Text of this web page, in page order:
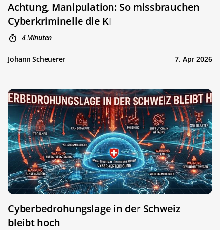
Achtung, Manipulation: So missbrauchen
Cyberkriminelle die KI
4 Minuten
Johann Scheuerer 7. Apr 2026
Cyberbedrohungslage in der Schweiz
bleibt hoch